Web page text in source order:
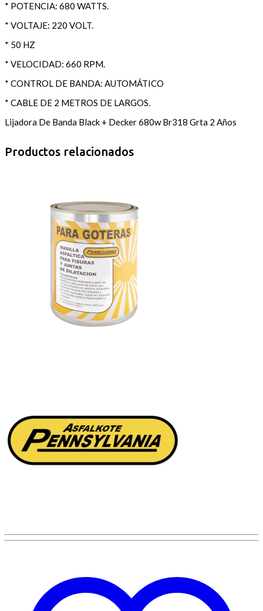
* POTENCIA: 680 WATTS.
* VOLTAJE: 220 VOLT.
* 50 HZ
* VELOCIDAD: 660 RPM.
* CONTROL DE BANDA: AUTOMÁTICO
* CABLE DE 2 METROS DE LARGOS.
Lijadora De Banda Black + Decker 680w Br318 Grta 2 Años
Productos relacionados